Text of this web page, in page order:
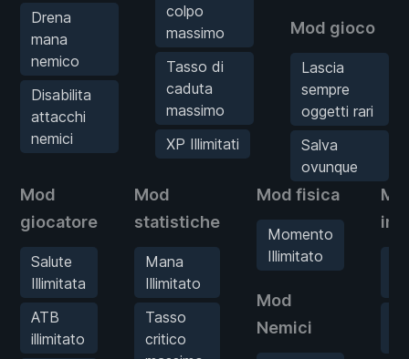
Drena
mana
nemico
Disabilita
attacchi
nemici
colpo
massimo
Tasso di
caduta
massimo
XP Illimitati
Mod gioco
Lascia
sempre
oggetti rari
Salva
ovunque
Mod
giocatore
Salute
Illimitata
ATB
illimitato
Mod
statistiche
Mana
Illimitato
Tasso
critico
Mod fisica
Momento
Illimitato
Mod
Nemici